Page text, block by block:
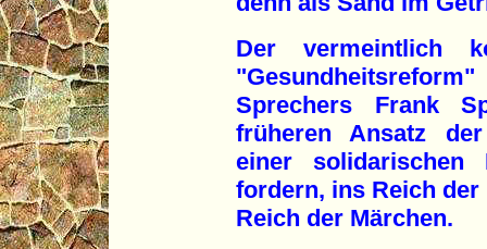
Der vermeintlich
Sprechers Frank
früheren Ansatz
einer solidarischen
fordern, ins Reich
Reich der Märchen.